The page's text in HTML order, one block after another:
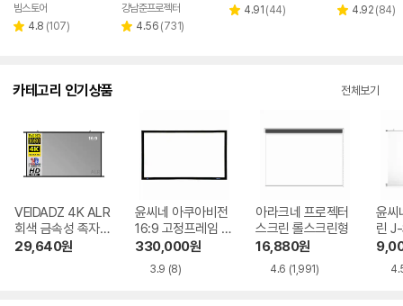
페이
빔스토어
별 4.8 리
(107)
강남준프로젝터
별 4.56 리
(731)
별 4.91 리
(44)
별 4.92 리
(84)
카테고리 인기상품 전체보기
VEIDADZ 4K ALR
회색 금속성 족자형
빔프로젝터 스크린
29,640원
윤씨네 아쿠아비전
16:9 고정프레임 스
크린 SA-FH 시리
즈 시네비젼원단
330,000원
3.9 (8)
아라크네 프로젝터
스크린 롤스크린형
16,880원
4.6 (1,991)
윤씨
린